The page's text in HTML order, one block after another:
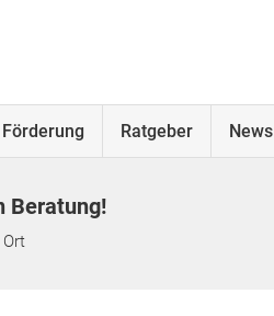
Ratgeber News
Beratung!